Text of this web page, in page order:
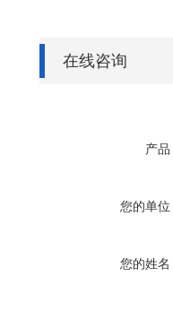
在线咨询
产品
您的单位
您的姓名